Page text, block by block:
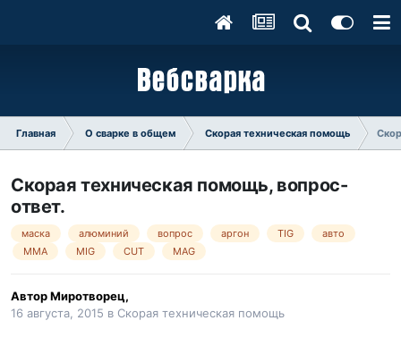
Главная О сварке в общем Скорая техническая помощь
Скорая техническая помощь, вопрос-
ответ.
маска алюминий вопрос аргон TIG
авто
MMA
MIG CUT MAG
АвторМиротворец,
16 августа, 2015 в Скорая техническая помощь